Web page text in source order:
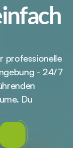
professionelle
- 24/7
Du